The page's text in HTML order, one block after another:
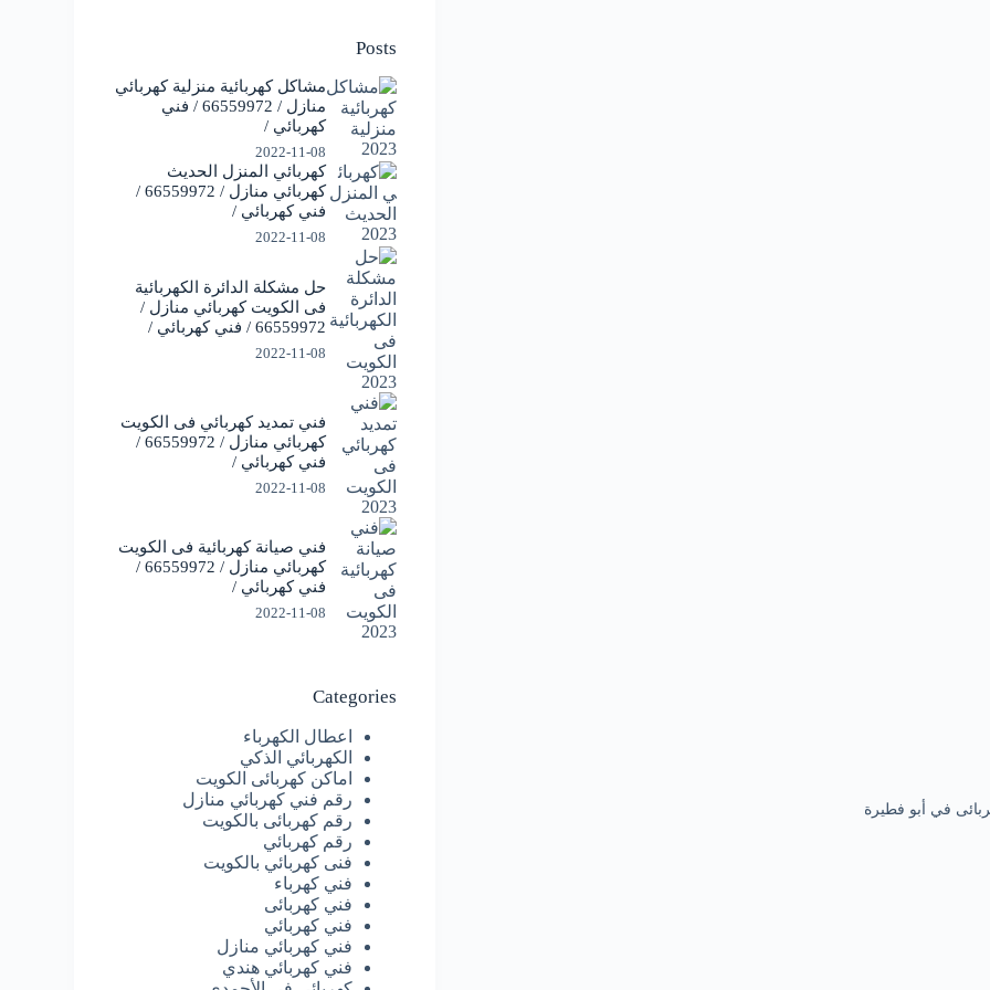
في أبو فطيرة
Posts
مشاكل كهربائية منزلية كهربائي
منازل / 66559972 / فني
كهربائي /
2022-11-08
كهربائي المنزل الحديث
كهربائي منازل / 66559972 /
فني كهربائي /
2022-11-08
حل مشكلة الدائرة الكهربائية
فى الكويت كهربائي منازل /
66559972 / فني كهربائي /
2022-11-08
فني تمديد كهربائي فى الكويت
كهربائي منازل / 66559972 /
فني كهربائي /
2022-11-08
فني صيانة كهربائية فى الكويت
كهربائي منازل / 66559972 /
فني كهربائي /
2022-11-08
Categories
اعطال الكهرباء
الكهربائي الذكي
اماكن كهربائى الكويت
رقم فني كهربائي منازل
رقم كهربائى بالكويت
رقم كهربائي
فنى كهربائي بالكويت
فني كهرباء
فني كهربائى
فني كهربائي
فني كهربائي منازل
فني كهربائي هندي